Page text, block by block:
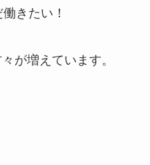
きたい！
が増えています。